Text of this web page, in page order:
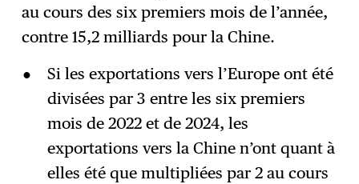
au cours des six premiers mois de l’année,
contre 15,2 milliards pour la Chine.
Si les exportations vers l’Europe ont été
divisées par 3 entre les six premiers
mois de 2022 et de 2024, les
exportations vers la Chine n’ont quant à
elles été que multipliées par 2 au cours